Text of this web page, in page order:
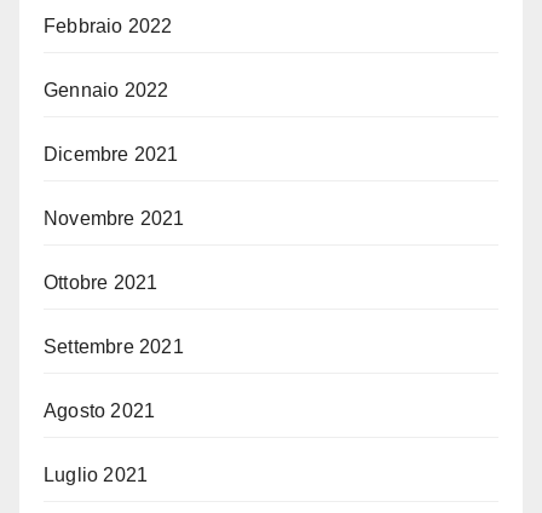
Febbraio 2022
Gennaio 2022
Dicembre 2021
Novembre 2021
Ottobre 2021
Settembre 2021
Agosto 2021
Luglio 2021